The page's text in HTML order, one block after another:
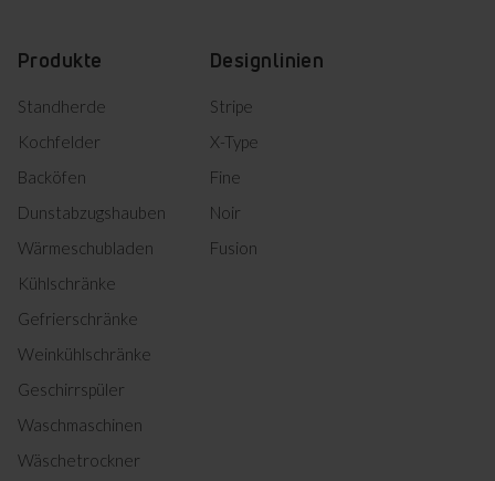
Produkte
Standherde
Kochfelder
Backöfen
Dunstabzugshauben
Wärmeschubladen
Kühlschränke
Gefrierschränke
Weinkühlschränke
Geschirrspüler
Waschmaschinen
Wäschetrockner
Designlinien
Stripe
X-Type
Fine
Noir
Fusion